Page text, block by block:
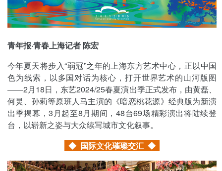
青年报·青春上海记者 陈宏
今年夏天将步入“弱冠”之年的上海东方艺术中心，正以中国
色为线索，以多国对话为核心，打开世界艺术的山河版图
——2月18日，东艺2024/25春夏演出季正式发布，由黄磊、
何炅、孙莉等原班人马主演的《暗恋桃花源》经典版为新演
出季揭幕，3月起至8月期间，48台69场精彩演出将陆续登
台，以崭新之姿与大众续写城市文化叙事。
◆ 国际文化璀璨交汇 ◆